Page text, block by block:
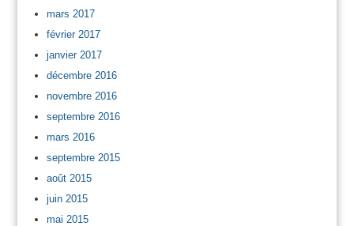
mars 2017
février 2017
janvier 2017
décembre 2016
novembre 2016
septembre 2016
mars 2016
septembre 2015
août 2015
juin 2015
mai 2015